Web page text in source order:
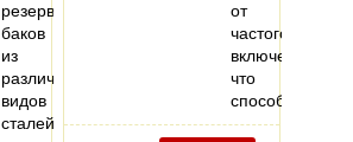
резервуаров,
баков
из
различных
видов
сталей.
от
частого
включения,
что
способствует…